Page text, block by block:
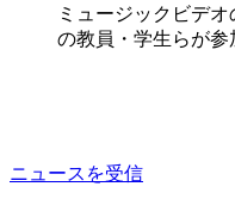
ミュージックビデ
の教員・学生らが参
ニュースを受信